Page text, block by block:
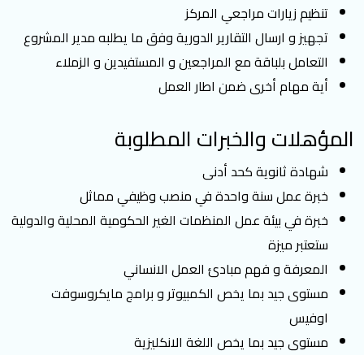
تنظيم زيارات مراجعي المركز
تجهيز و ارسال التقارير الدورية وفق ما يطلبه مدير المشروع
التعامل بلباقة مع المراجعين و المستفيدين و الزملاء
أية مهام أخرى ضمن اطار العمل
المؤهلات والخبرات المطلوبة
شهادة ثانوية كحد أدنى
خبرة عمل سنة واحدة في منصب وظيفي مماثل
خبرة في ﺑﻴﺌﺔ ﻋﻤﻞ اﻟﻤﻨﻈﻤﺎت الغير اﻟﺤﻜﻮﻣﻴﺔ المحلية والدولية
ستعتبر ميزة
المعرفة و فهم مبادئ العمل الانساني
مستوى جيد بما يخص الكمبيوتر و برامج مايكروسوفت
اوفيس
مستوى جيد بما يخص اللغة الانكليزية